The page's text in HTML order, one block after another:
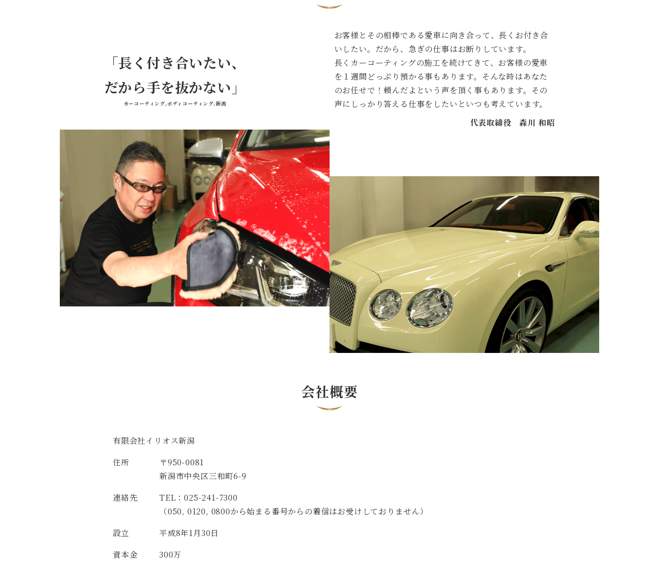
「長く付き合いたい、
だから手を抜かない」
カーコーティング,ボディコーティング,新潟
お客様とその相棒である愛車に向き合って、長くお付き合
いしたい。だから、急ぎの仕事はお断りしています。
長くカーコーティングの施工を続けてきて、お客様の愛車
を１週間どっぷり預かる事もあります。そんな時はあなた
のお任せで！頼んだよという声を頂く事もあります。その
声にしっかり答える仕事をしたいといつも考えています。
代表取締役 森川 和昭
会社概要
有限会社イリオス新潟
住所
〒950-0081
新潟市中央区三和町6-9
連絡先
TEL：025-241-7300
（050, 0120, 0800から始まる番号からの着信はお受けしておりません）
設立
平成8年1月30日
資本金
300万